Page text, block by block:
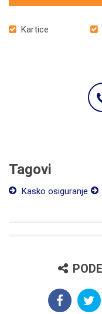
Kartice
Tagovi
Kasko osiguranje